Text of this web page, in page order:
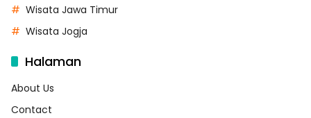
Wisata Jawa Timur
Wisata Jogja
Halaman
About Us
Contact